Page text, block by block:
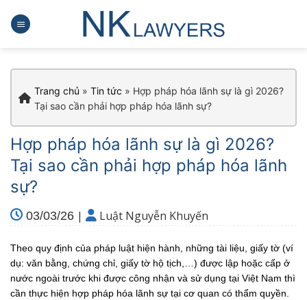
content
Trang chủ » Tin tức » Hợp pháp hóa lãnh sự là gì 2026?
Tại sao cần phải hợp pháp hóa lãnh sự?
Hợp pháp hóa lãnh sự là gì 2026?
Tại sao cần phải hợp pháp hóa lãnh
sự?
03/03/26 | Luật Nguyễn Khuyến
Theo quy định của pháp luật hiện hành, những tài liệu, giấy tờ (ví
dụ: văn bằng, chứng chỉ, giấy tờ hộ tịch,…) được lập hoặc cấp ở
nước ngoài trước khi được công nhận và sử dụng tại Việt Nam thì
cần thực hiện hợp pháp hóa lãnh sự tại cơ quan có thẩm quyền.